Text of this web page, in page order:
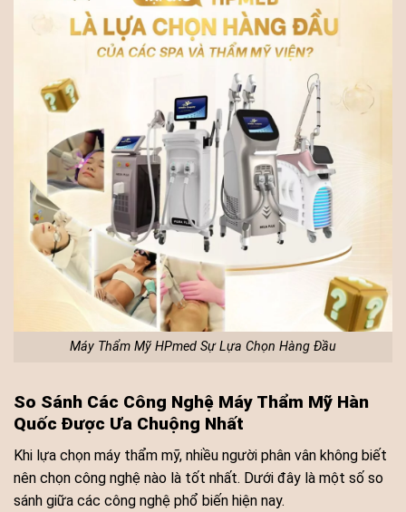
Máy Thẩm Mỹ HPmed Sự Lựa Chọn Hàng Đầu
So Sánh Các Công Nghệ Máy Thẩm Mỹ Hàn
Quốc Được Ưa Chuộng Nhất
Khi lựa chọn máy thẩm mỹ, nhiều người phân vân không biết
nên chọn công nghệ nào là tốt nhất. Dưới đây là một số so
sánh giữa các công nghệ phổ biến hiện nay.